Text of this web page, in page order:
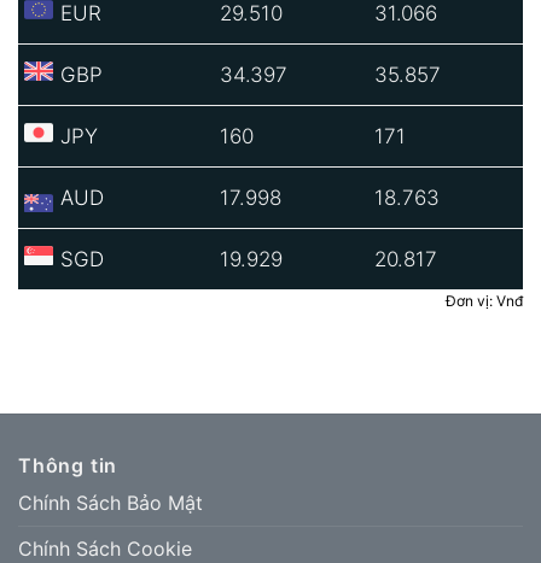
EUR 29.510 31.066
GBP 34.397 35.857
JPY 160 171
AUD 17.998 18.763
SGD 19.929 20.817
Đơn vị: Vnđ
Thông tin
Chính Sách Bảo Mật
Chính Sách Cookie